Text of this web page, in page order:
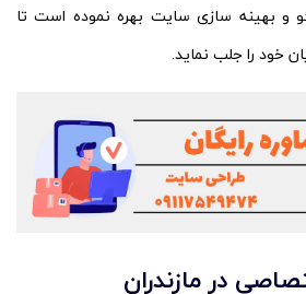
و بهینه سازی سایت بهره نموده است تا
خود را جلب نماید.
در مازندران